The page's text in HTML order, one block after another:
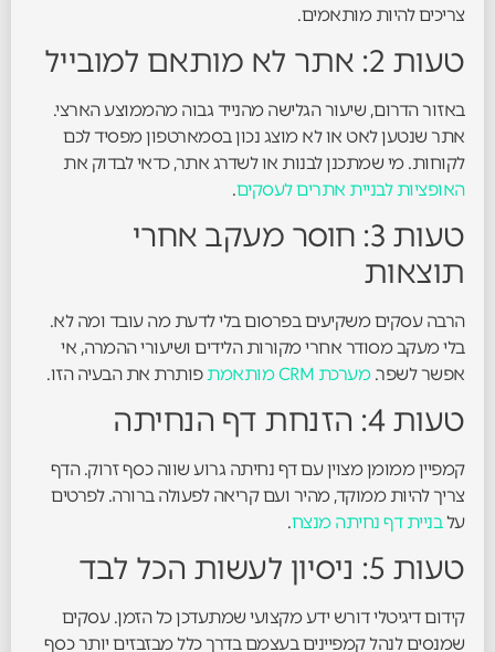
צריכים להיות מותאמים.
טעות 2: אתר לא מותאם למובייל
באזור הדרום, שיעור הגלישה מהנייד גבוה מהממוצע הארצי.
אתר שנטען לאט או לא מוצג נכון בסמארטפון מפסיד לכם
לקוחות. מי שמתכנן לבנות או לשדרג אתר, כדאי לבדוק את
האופציות לבניית אתרים לעסקים.
טעות 3: חוסר מעקב אחרי
תוצאות
הרבה עסקים משקיעים בפרסום בלי לדעת מה עובד ומה לא.
בלי מעקב מסודר אחרי מקורות הלידים ושיעורי ההמרה, אי
אפשר לשפר.מערכת CRM מותאמת פותרת את הבעיה הזו.
טעות 4: הזנחת דף הנחיתה
קמפיין ממומן מצוין עם דף נחיתה גרוע שווה כסף זרוק. הדף
צריך להיות ממוקד, מהיר ועם קריאה לפעולה ברורה. לפרטים
עלבניית דף נחיתה מנצח.
טעות 5: ניסיון לעשות הכל לבד
קידום דיגיטלי דורש ידע מקצועי שמתעדכן כל הזמן. עסקים
שמנסים לנהל קמפיינים בעצמם בדרך כלל מבזבזים יותר כסף